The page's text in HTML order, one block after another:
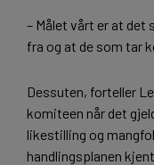
– Målet vårt er at det
fra og at de som tar
Dessuten, forteller
komiteen når det
likestilling og
handlingsplanen